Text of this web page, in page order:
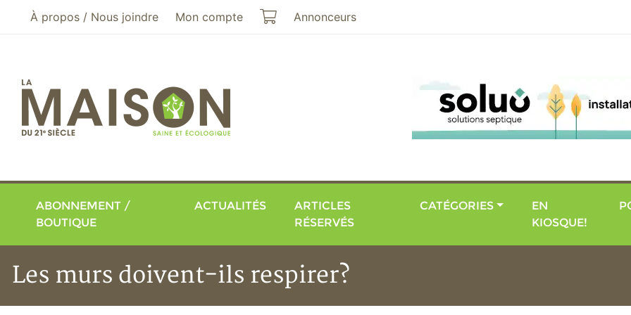
Aller au menu principal
Aller au contenu principal
À propos / Nous joindre Mon compte Mon panier
Annonceurs
ABONNEMENT /
BOUTIQUE
ACTUALITÉS
ARTICLES
RÉSERVÉS
CATÉGORIES
EN
KIOSQUE!
Les murs doivent-ils respirer?